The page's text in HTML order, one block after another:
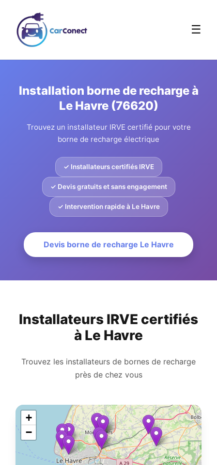
☰
Installation borne de recharge à
Le Havre (76620)
Trouvez un installateur IRVE certifié pour votre
borne de recharge électrique
✓ Installateurs certifiés IRVE
✓ Devis gratuits et sans engagement
✓ Intervention rapide à Le Havre
Devis borne de recharge Le Havre
Installateurs IRVE certifiés
à Le Havre
Trouvez les installateurs de bornes de recharge
près de chez vous
+
−